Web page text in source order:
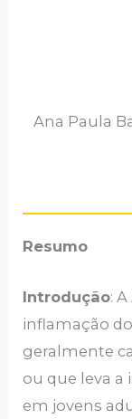
Ana Paula
Resumo
Introdução:
inflamação
geralmente
ou que leva
em jovens